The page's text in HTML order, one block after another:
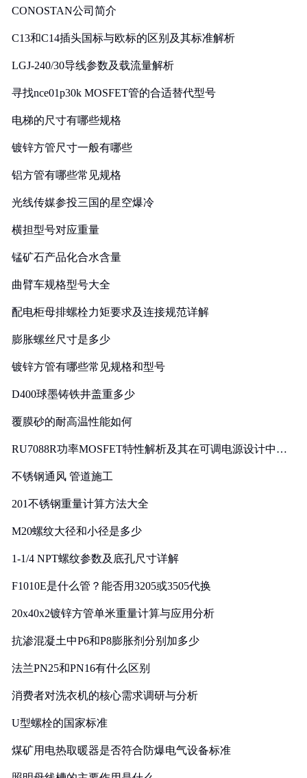
CONOSTAN公司简介
C13和C14插头国标与欧标的区别及其标准解析
LGJ-240/30导线参数及载流量解析
寻找nce01p30k MOSFET管的合适替代型号
电梯的尺寸有哪些规格
镀锌方管尺寸一般有哪些
铝方管有哪些常见规格
光线传媒参投三国的星空爆冷
横担型号对应重量
锰矿石产品化合水含量
曲臂车规格型号大全
配电柜母排螺栓力矩要求及连接规范详解
膨胀螺丝尺寸是多少
镀锌方管有哪些常见规格和型号
D400球墨铸铁井盖重多少
覆膜砂的耐高温性能如何
RU7088R功率MOSFET特性解析及其在可调电源设计中的
不锈钢通风 管道施工
201不锈钢重量计算方法大全
M20螺纹大径和小径是多少
1-1/4 NPT螺纹参数及底孔尺寸详解
F1010E是什么管？能否用3205或3505代换
20x40x2镀锌方管单米重量计算与应用分析
抗渗混凝土中P6和P8膨胀剂分别加多少
法兰PN25和PN16有什么区别
消费者对洗衣机的核心需求调研与分析
U型螺栓的国家标准
煤矿用电热取暖器是否符合防爆电气设备标准